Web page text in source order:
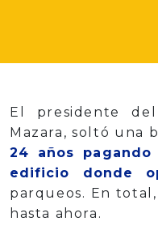
El presidente
Mazara, soltó una
24 años
edificio donde
parqueos. En total,
hasta ahora.